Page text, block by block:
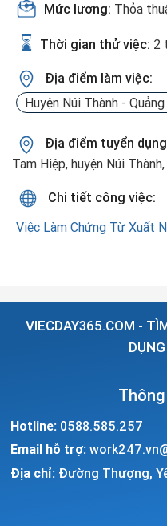
Mức lương: Thỏa
Thời gian thử việc: 2
Địa điểm làm việc:
Huyện Núi Thành -
Địa điểm tuyển
Tam Hiệp, huyện Núi
Chi tiết công việc:
Việc Làm Chứng Từ Xuất
VIECDAY365.COM -
Hotline: 0588.585.257
Email hỗ trợ:
Địa chỉ: Đường Thượng,